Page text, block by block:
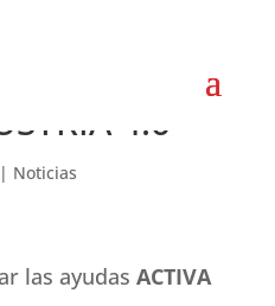
4.0
Noticias
las ayudas ACTIVA